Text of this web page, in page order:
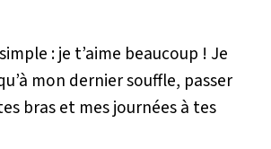
: je t’aime beaucoup ! Je
mon dernier souffle, passer
bras et mes journées à tes